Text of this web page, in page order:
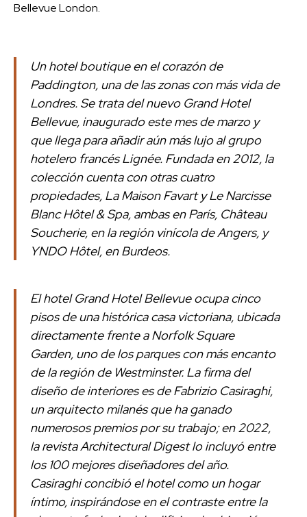
Bellevue London.
Un hotel boutique en el corazón de
Paddington, una de las zonas con más vida de
Londres. Se trata del nuevo Grand Hotel
Bellevue, inaugurado este mes de marzo y
que llega para añadir aún más lujo al grupo
hotelero francés Lignée. Fundada en 2012, la
colección cuenta con otras cuatro
propiedades, La Maison Favart y Le Narcisse
Blanc Hôtel & Spa, ambas en París, Château
Soucherie, en la región vinícola de Angers, y
YNDO Hôtel, en Burdeos.
El hotel Grand Hotel Bellevue ocupa cinco
pisos de una histórica casa victoriana, ubicada
directamente frente a Norfolk Square
Garden, uno de los parques con más encanto
de la región de Westminster. La firma del
diseño de interiores es de Fabrizio Casiraghi,
un arquitecto milanés que ha ganado
numerosos premios por su trabajo; en 2022,
la revista Architectural Digest lo incluyó entre
los 100 mejores diseñadores del año.
Casiraghi concibió el hotel como un hogar
íntimo, inspirándose en el contraste entre la